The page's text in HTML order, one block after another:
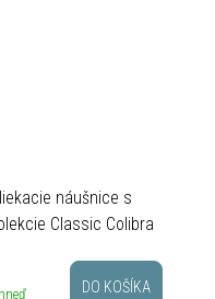
náušnice s
Classic Colibra
DO KOŠÍKA